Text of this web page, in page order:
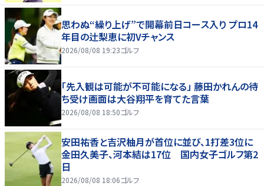
思わぬ“繰り上げ”で開幕前日コース入り プロ14
年目の辻梨恵に初Vチャンス
2026/08/08 19:23ゴルフ
「先入観は可能が不可能になる」 藤田かれんの待
ち受け画面は大谷翔平を育てた言葉
2026/08/08 18:50ゴルフ
安田祐香と吉沢柚月が首位に並び、1打差3位に
金田久美子、河本結は17位 国内女子ゴルフ第2
日
2026/08/08 18:06ゴルフ